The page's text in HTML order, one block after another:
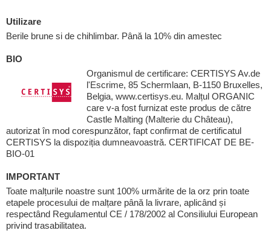
Utilizare
Berile brune si de chihlimbar. Până la 10% din amestec
BIO
Organismul de certificare: CERTISYS Av.de
l'Escrime, 85 Schermlaan, B-1150 Bruxelles,
Belgia, www.certisys.eu. Malțul ORGANIC
care v-a fost furnizat este produs de către
Castle Malting (Malterie du Château),
autorizat în mod corespunzător, fapt confirmat de certificatul
CERTISYS la dispoziția dumneavoastră. CERTIFICAT DE BE-
BIO-01
IMPORTANT
Toate malțurile noastre sunt 100% urmărite de la orz prin toate
etapele procesului de malțare până la livrare, aplicând și
respectând Regulamentul CE / 178/2002 al Consiliului European
privind trasabilitatea.